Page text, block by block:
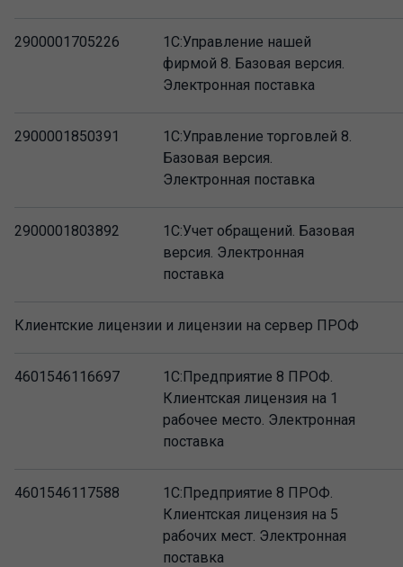
2900001705226
1С:Управление нашей
фирмой 8. Базовая версия.
Электронная поставка
2900001850391
1С:Управление торговлей 8.
Базовая версия.
Электронная поставка
2900001803892
1С:Учет обращений. Базовая
версия. Электронная
поставка
Клиентские лицензии и лицензии на сервер ПРОФ
4601546116697
1С:Предприятие 8 ПРОФ.
Клиентская лицензия на 1
рабочее место. Электронная
поставка
4601546117588
1С:Предприятие 8 ПРОФ.
Клиентская лицензия на 5
рабочих мест. Электронная
поставка